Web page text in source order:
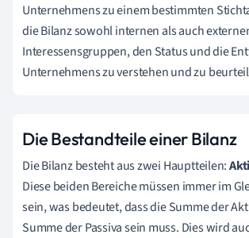
Unternehmens zu einem bestimmten
die Bilanz sowohl internen als auch
Interessensgruppen, den Status und die
Unternehmens zu verstehen und zu
Die Bestandteile einer Bilanz
Die Bilanz besteht aus zwei Hauptteilen:
Diese beiden Bereiche müssen immer im
sein, was bedeutet, dass die Summe der
Summe der Passiva sein muss. Dies wird